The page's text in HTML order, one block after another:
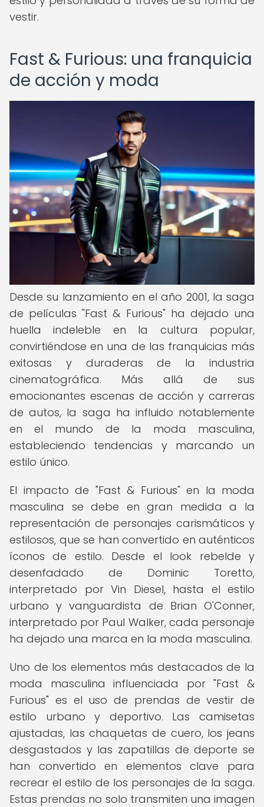
vestir.
Fast & Furious: una franquicia
de acción y moda
Desde su lanzamiento en el año 2001, la saga
de películas "Fast & Furious" ha dejado una
huella indeleble en la cultura popular,
convirtiéndose en una de las franquicias más
exitosas y duraderas de la industria
cinematográfica. Más allá de sus
emocionantes escenas de acción y carreras
de autos, la saga ha influido notablemente
en el mundo de la moda masculina,
estableciendo tendencias y marcando un
estilo único.
El impacto de "Fast & Furious" en la moda
masculina se debe en gran medida a la
representación de personajes carismáticos y
estilosos, que se han convertido en auténticos
íconos de estilo. Desde el look rebelde y
desenfadado de Dominic Toretto,
interpretado por Vin Diesel, hasta el estilo
urbano y vanguardista de Brian O'Conner,
interpretado por Paul Walker, cada personaje
ha dejado una marca en la moda masculina.
Uno de los elementos más destacados de la
moda masculina influenciada por "Fast &
Furious" es el uso de prendas de vestir de
estilo urbano y deportivo. Las camisetas
ajustadas, las chaquetas de cuero, los jeans
desgastados y las zapatillas de deporte se
han convertido en elementos clave para
recrear el estilo de los personajes de la saga.
Estas prendas no solo transmiten una imagen